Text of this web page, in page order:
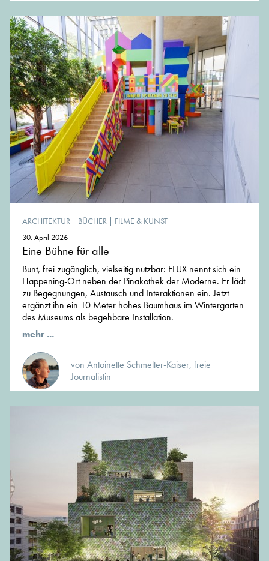
ARCHITEKTUR | BÜCHER | FILME & KUNST
30. April 2026
Eine Bühne für alle
Bunt, frei zugänglich, vielseitig nutzbar: FLUX nennt sich ein
Happening-Ort neben der Pinakothek der Moderne. Er lädt
zu Begegnungen, Austausch und Interaktionen ein. Jetzt
ergänzt ihn ein 10 Meter hohes Baumhaus im Wintergarten
des Museums als begehbare Installation.
mehr ...
von Antoinette Schmelter-Kaiser, freie
Journalistin